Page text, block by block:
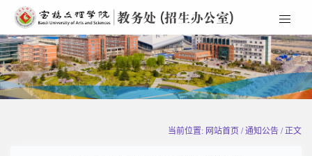
当前位置: 网站首页 / 通知公告 / 正文